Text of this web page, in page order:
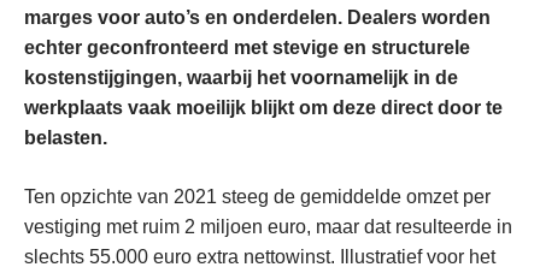
marges voor auto’s en onderdelen. Dealers worden
echter geconfronteerd met stevige en structurele
kostenstijgingen, waarbij het voornamelijk in de
werkplaats vaak moeilijk blijkt om deze direct door te
belasten.
Ten opzichte van 2021 steeg de gemiddelde omzet per
vestiging met ruim 2 miljoen euro, maar dat resulteerde in
slechts 55.000 euro extra nettowinst. Illustratief voor het